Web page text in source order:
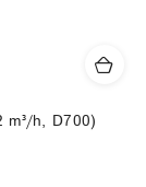
m³/h, D700)